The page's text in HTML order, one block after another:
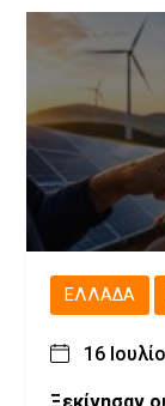
ΕΛΛΆΔΑ
16
Ξεκίνησαν